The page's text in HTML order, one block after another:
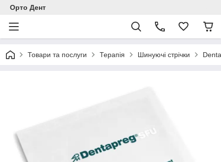
Орто Дент
Товари та послуги Терапія Шинуючі стрічки